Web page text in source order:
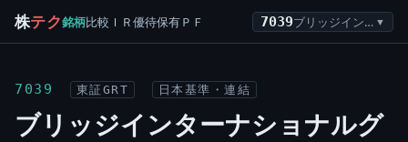
株テク銘柄比較 ＩＲ優待保有ＰＦ 7039 ブリッジインターナショナルグループ ▼
7039 東証GRT 日本基準・連結
ブリッジインターナショナルグ